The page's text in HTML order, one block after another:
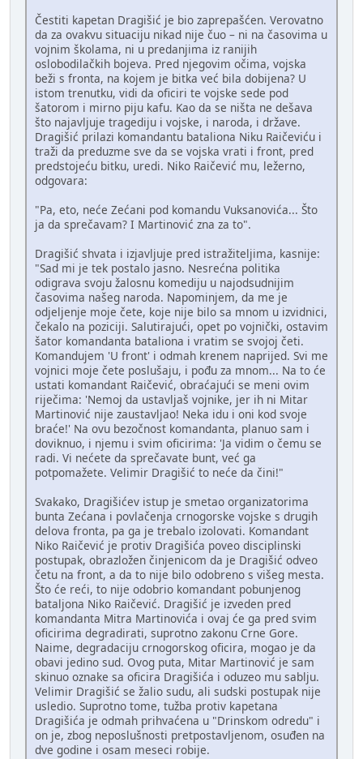
Čestiti kapetan Dragišić je bio zaprepašćen. Verovatno
da za ovakvu situaciju nikad nije čuo – ni na časovima u
vojnim školama, ni u predanjima iz ranijih
oslobodilačkih bojeva. Pred njegovim očima, vojska
beži s fronta, na kojem je bitka već bila dobijena? U
istom trenutku, vidi da oficiri te vojske sede pod
šatorom i mirno piju kafu. Kao da se ništa ne dešava
što najavljuje tragediju i vojske, i naroda, i države.
Dragišić prilazi komandantu bataliona Niku Raičeviću i
traži da preduzme sve da se vojska vrati i front, pred
predstojeću bitku, uredi. Niko Raičević mu, ležerno,
odgovara:
"Pa, eto, neće Zećani pod komandu Vuksanovića... Što
ja da sprečavam? I Martinović zna za to".
Dragišić shvata i izjavljuje pred istražiteljima, kasnije:
"Sad mi je tek postalo jasno. Nesrećna politika
odigrava svoju žalosnu komediju u najodsudnijim
časovima našeg naroda. Napominjem, da me je
odjeljenje moje čete, koje nije bilo sa mnom u izvidnici,
čekalo na poziciji. Salutirajući, opet po vojnički, ostavim
šator komandanta bataliona i vratim se svojoj četi.
Komandujem 'U front' i odmah krenem naprijed. Svi me
vojnici moje čete poslušaju, i pođu za mnom... Na to će
ustati komandant Raičević, obraćajući se meni ovim
riječima: 'Nemoj da ustavljaš vojnike, jer ih ni Mitar
Martinović nije zaustavljao! Neka idu i oni kod svoje
braće!' Na ovu bezočnost komandanta, planuo sam i
doviknuo, i njemu i svim oficirima: 'Ja vidim o čemu se
radi. Vi nećete da sprečavate bunt, već ga
potpomažete. Velimir Dragišić to neće da čini!"
Svakako, Dragišićev istup je smetao organizatorima
bunta Zećana i povlačenja crnogorske vojske s drugih
delova fronta, pa ga je trebalo izolovati. Komandant
Niko Raičević je protiv Dragišića poveo disciplinski
postupak, obrazložen činjenicom da je Dragišić odveo
četu na front, a da to nije bilo odobreno s višeg mesta.
Što će reći, to nije odobrio komandant pobunjenog
bataljona Niko Raičević. Dragišić je izveden pred
komandanta Mitra Martinovića i ovaj će ga pred svim
oficirima degradirati, suprotno zakonu Crne Gore.
Naime, degradaciju crnogorskog oficira, mogao je da
obavi jedino sud. Ovog puta, Mitar Martinović je sam
skinuo oznake sa oficira Dragišića i oduzeo mu sablju.
Velimir Dragišić se žalio sudu, ali sudski postupak nije
usledio. Suprotno tome, tužba protiv kapetana
Dragišića je odmah prihvaćena u "Drinskom odredu" i
on je, zbog neposlušnosti pretpostavljenom, osuđen na
dve godine i osam meseci robije.